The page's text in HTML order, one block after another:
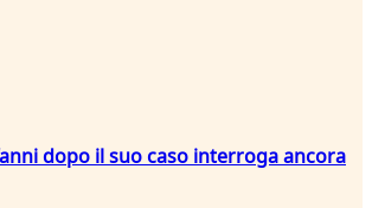
dopo il suo caso interroga ancora